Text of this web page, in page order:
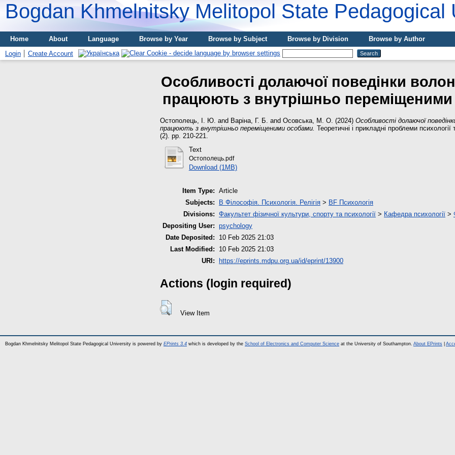
Bogdan Khmelnitsky Melitopol State Pedagogical
Home About Language Browse by Year Browse by Subject Browse by Division
Browse by Author
Login
Create Account
Особливості долаючої поведінки
працюють з внутрішньо
Остополець, І. Ю. and Варіна, Г. Б. and Осовська, М. О. (2024) Особливості долаючої
працюють з внутрішньо переміщеними особами. Теоретичні і прикладні проблеми психології
(2). pp. 210-221.
Text
Остополець.pdf
Download (1MB)
Item Type: Article
Subjects:
B Філософія. Психологія. Релігія > BF Психологія
Divisions: Факультет фізичної культури, спорту та психології > Кафедра психології >
Depositing User: psychology
Date Deposited:
10 Feb 2025 21:03
Last Modified:
10 Feb 2025 21:03
URI:
https://eprints.mdpu.org.ua/id/eprint/13900
Actions (login required)
View Item
Bogdan Khmelnitsky Melitopol State Pedagogical University is powered by EPrints 3.4 which is developed by the School of Electronics and Computer Science at the University of Southampton. About EPrints